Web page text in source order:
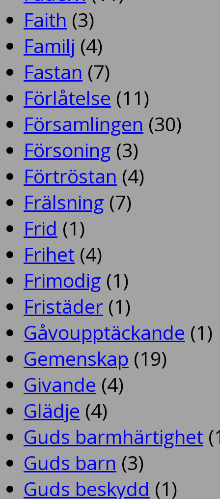
Faith (3)
Familj (4)
Fastan (7)
Förlåtelse (11)
Församlingen (30)
Försoning (3)
Förtröstan (4)
Frälsning (7)
Frid (1)
Frihet (4)
Frimodig (1)
Fristäder (1)
Gåvoupptäckande (1)
Gemenskap (19)
Givande (4)
Glädje (4)
Guds barmhärtighet
Guds barn (3)
Guds beskydd (1)